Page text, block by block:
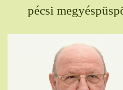
pécsi